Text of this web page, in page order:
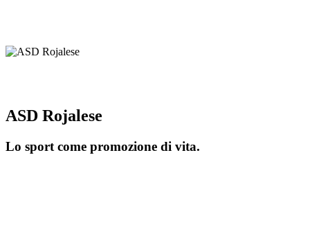
ASD Rojalese
Lo sport come promozione di vita.